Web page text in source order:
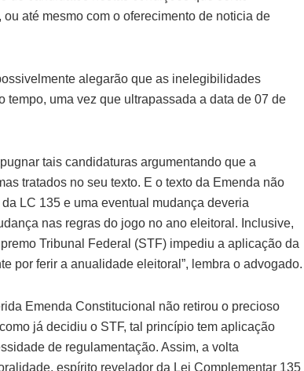
até mesmo com o oferecimento de noticia de
alegarão que as inelegibilidades
uma vez que ultrapassada a data de 07 de
tais candidaturas argumentando que a
tratados no seu texto. E o texto da Emenda não
LC 135 e uma eventual mudança deveria
nas regras do jogo no ano eleitoral. Inclusive,
Tribunal Federal (STF) impediu a aplicação da
por ferir a anualidade eleitoral”, lembra o advogado.
Emenda Constitucional não retirou o precioso
já decidiu o STF, tal princípio tem aplicação
de regulamentação. Assim, a volta
espírito revelador da Lei Complementar 135